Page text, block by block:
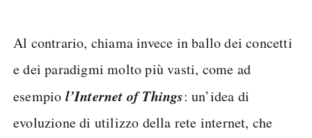
Al contrario, chiama invece in ballo dei concetti
e dei paradigmi molto più vasti, come ad
esempio l’Internet of Things: un’idea di
evoluzione di utilizzo della rete internet, che